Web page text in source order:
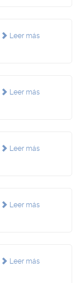
Leer más
Leer más
Leer más
Leer más
Leer más